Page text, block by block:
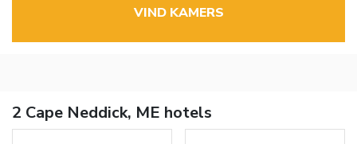
VIND KAMERS
2 Cape Neddick, ME hotels